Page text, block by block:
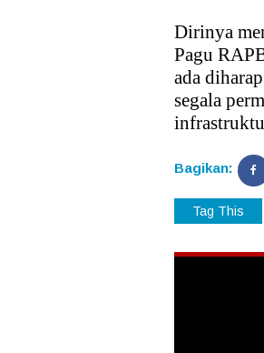
Dirinya
Pagu
ada
segala
Bagikan:
Tag This